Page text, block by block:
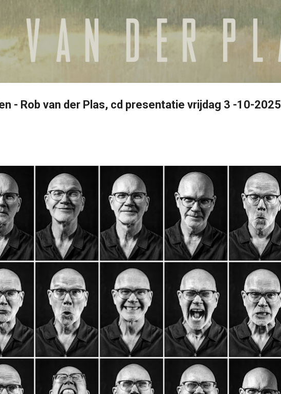
- Rob van der Plas, cd presentatie vrijdag 3 -10-2025